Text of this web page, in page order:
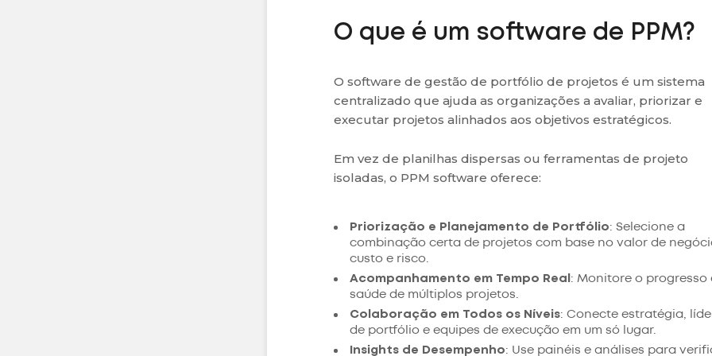
O que é um software de PPM?
O software de gestão de portfólio de projetos é um sistema
centralizado que ajuda as organizações a avaliar, priorizar e
executar projetos alinhados aos objetivos estratégicos.
Em vez de planilhas dispersas ou ferramentas de projeto
isoladas, o PPM software oferece:
Priorização e Planejamento de Portfólio: Selecione a
combinação certa de projetos com base no valor de
custo e risco.
Acompanhamento em Tempo Real : Monitore o progresso
saúde de múltiplos projetos.
Colaboração em Todos os Níveis: Conecte estratégia,
de portfólio e equipes de execução em um só lugar.
Insights de Desempenho: Use painéis e análises para